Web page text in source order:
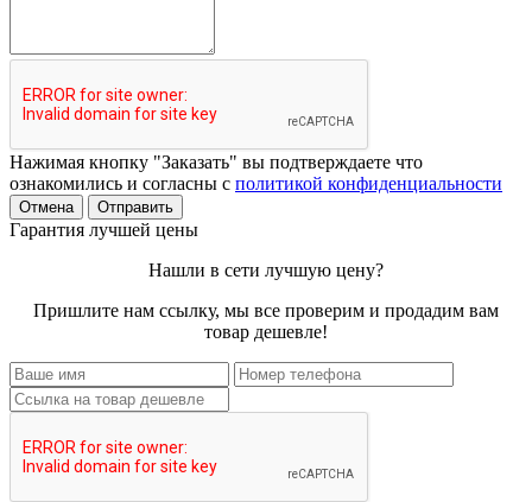
Нажимая кнопку "Заказать" вы подтверждаете что
ознакомились и согласны с политикой конфиденциальности
Отмена Отправить
Гарантия лучшей цены
Нашли в сети лучшую цену?
Пришлите нам ссылку, мы все проверим и продадим вам
товар дешевле!